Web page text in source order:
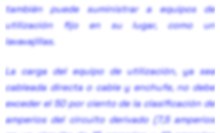
también puede suministrar a equipos de
utilización fijo en su lugar, como un
lavavajillas.
La carga del equipo de utilización, ya sea
cableada directa o cable y enchufe, no debe
exceder el 50 por ciento de la clasificación de
amperios del circuito derivado (7,5 amperios